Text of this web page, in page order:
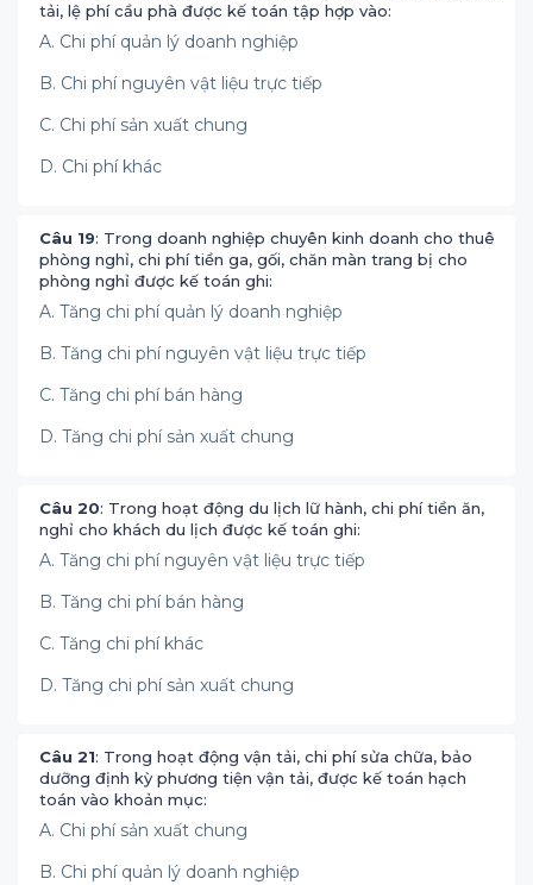
tải, lệ phí cầu phà được kế toán tập hợp vào:
A. Chi phí quản lý doanh nghiệp
B. Chi phí nguyên vật liệu trực tiếp
C. Chi phí sản xuất chung
D. Chi phí khác
Câu 19: Trong doanh nghiệp chuyên kinh doanh cho thuê
phòng nghỉ, chi phí tiền ga, gối, chăn màn trang bị cho
phòng nghỉ được kế toán ghi:
A. Tăng chi phí quản lý doanh nghiệp
B. Tăng chi phí nguyên vật liệu trực tiếp
C. Tăng chi phí bán hàng
D. Tăng chi phí sản xuất chung
Câu 20: Trong hoạt động du lịch lữ hành, chi phí tiền ăn,
nghỉ cho khách du lịch được kế toán ghi:
A. Tăng chi phí nguyên vật liệu trực tiếp
B. Tăng chi phí bán hàng
C. Tăng chi phí khác
D. Tăng chi phí sản xuất chung
Câu 21: Trong hoạt động vận tải, chi phí sửa chữa, bảo
dưỡng định kỳ phương tiện vận tải, được kế toán hạch
toán vào khoản mục:
A. Chi phí sản xuất chung
B. Chi phí quản lý doanh nghiệp